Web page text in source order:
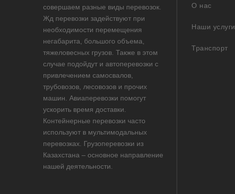
совершаем разные виды перевозок.
Жд перевозки задействуют при
необходимости перемещения
негабарита, большого объема,
тяжеловесных грузов. Также в этом
случае подойдут и автоперевозки с
привлечением самосвалов,
трубовозов, лесовозов и прочих
машин. Авиаперевозки помогут
ускорить время доставки.
Контейнерные перевозки часто
используют в мультимодальных
перевозках. Грузоперевозки из
Казахстана – основное направление
нашей деятельности.
О нас
Наши услуги
Транспорт